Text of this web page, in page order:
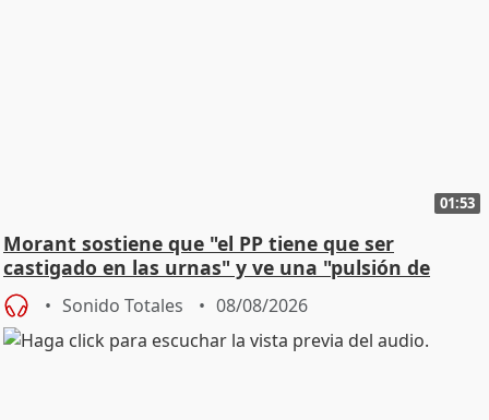
01:53
Morant sostiene que "el PP tiene que ser
castigado en las urnas" y ve una "pulsión de
cambio"
Sonido Totales 08/08/2026